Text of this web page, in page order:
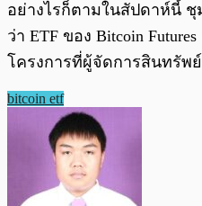
อย่างไรก็ตามในสัปดาห์นี้
ว่า ETF ของ Bitcoin
โครงการที่ผู้จัดการสินทรัพย์
bitcoin etf